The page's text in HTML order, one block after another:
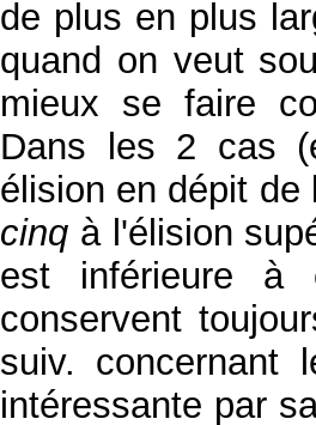
de plus en plus
quand on veut
mieux se faire
Dans les 2 cas
élision en dépit de
cinq à l'élision
est inférieure
conservent
suiv. concernant
intéressante par